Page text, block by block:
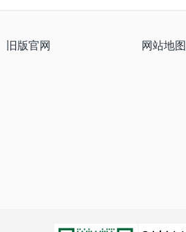
旧版官网 网站地图